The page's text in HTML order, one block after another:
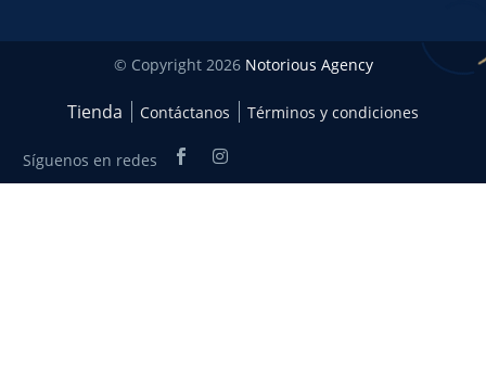
© Copyright 2026 Notorious Agency
Tienda Contáctanos Términos y condiciones
Síguenos en redes